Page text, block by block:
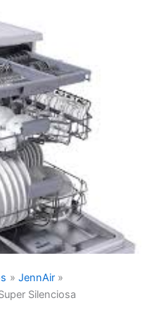
JennAir
Silenciosa